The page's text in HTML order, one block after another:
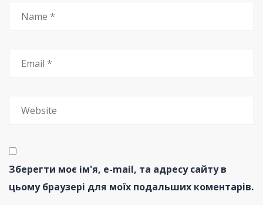
Зберегти моє ім'я, e-mail, та адресу сайту в
цьому браузері для моїх подальших коментарів.